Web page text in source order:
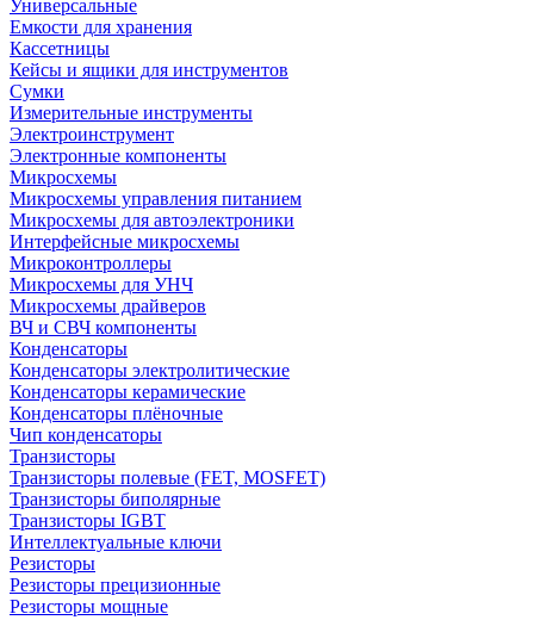
Универсальные
Емкости для хранения
Кассетницы
Кейсы и ящики для инструментов
Сумки
Измерительные инструменты
Электроинструмент
Электронные компоненты
Микросхемы
Микросхемы управления питанием
Микросхемы для автоэлектроники
Интерфейсные микросхемы
Микроконтроллеры
Микросхемы для УНЧ
Микросхемы драйверов
ВЧ и СВЧ компоненты
Конденсаторы
Конденсаторы электролитические
Конденсаторы керамические
Конденсаторы плёночные
Чип конденсаторы
Транзисторы
Транзисторы полевые (FET, MOSFET)
Транзисторы биполярные
Транзисторы IGBT
Интеллектуальные ключи
Резисторы
Резисторы прецизионные
Резисторы мощные